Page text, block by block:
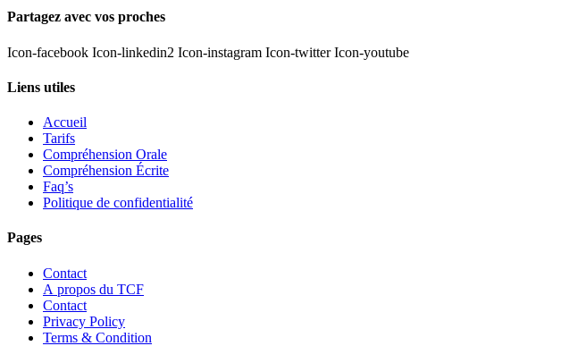
Partagez avec vos proches
Icon-facebook Icon-linkedin2 Icon-instagram Icon-twitter Icon-youtube
Liens utiles
Accueil
Tarifs
Compréhension Orale
Compréhension Écrite
Faq’s
Politique de confidentialité
Pages
Contact
A propos du TCF
Contact
Privacy Policy
Terms & Condition